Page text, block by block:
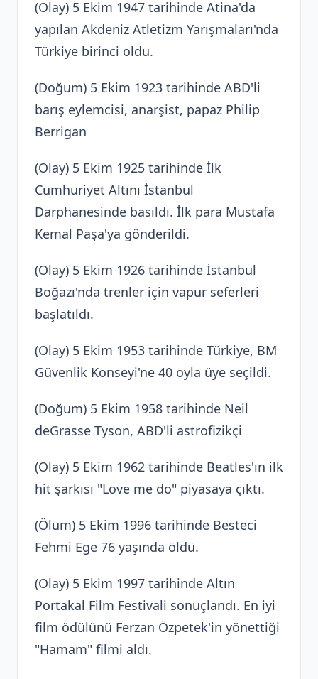
(Olay) 5 Ekim 1947 tarihinde Atina'da
yapılan Akdeniz Atletizm Yarışmaları'nda
Türkiye birinci oldu.
(Doğum) 5 Ekim 1923 tarihinde ABD'li
barış eylemcisi, anarşist, papaz Philip
Berrigan
(Olay) 5 Ekim 1925 tarihinde İlk
Cumhuriyet Altını İstanbul
Darphanesinde basıldı. İlk para Mustafa
Kemal Paşa'ya gönderildi.
(Olay) 5 Ekim 1926 tarihinde İstanbul
Boğazı'nda trenler için vapur seferleri
başlatıldı.
(Olay) 5 Ekim 1953 tarihinde Türkiye, BM
Güvenlik Konseyi'ne 40 oyla üye seçildi.
(Doğum) 5 Ekim 1958 tarihinde Neil
deGrasse Tyson, ABD'li astrofizikçi
(Olay) 5 Ekim 1962 tarihinde Beatles'ın ilk
hit şarkısı "Love me do" piyasaya çıktı.
(Ölüm) 5 Ekim 1996 tarihinde Besteci
Fehmi Ege 76 yaşında öldü.
(Olay) 5 Ekim 1997 tarihinde Altın
Portakal Film Festivali sonuçlandı. En iyi
film ödülünü Ferzan Özpetek'in yönettiği
"Hamam" filmi aldı.